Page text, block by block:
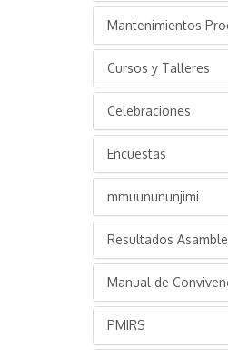
Mantenimientos
Cursos y Talleres
Celebraciones
Encuestas
mmuunununjimi
Resultados
Manual de
PMIRS